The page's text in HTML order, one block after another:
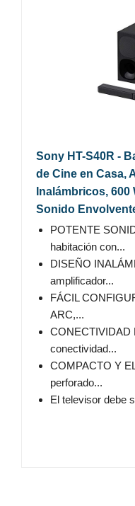
Sony HT-S40R -
de Cine en Casa,
Inalámbricos,
Sonido
POTENTE
habitación con...
DISEÑO
amplificador...
FÁCIL
ARC,...
CONECTIVIDAD
conectividad...
COMPACTO Y
perforado...
El televisor debe